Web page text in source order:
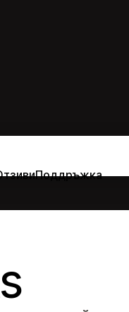
Поддръжка